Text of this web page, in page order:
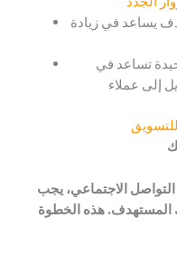
يساعد في زيادة
تساعد في
إلى عملاء
الاجتماعي، يجب
المستهدف. هذه الخطوة